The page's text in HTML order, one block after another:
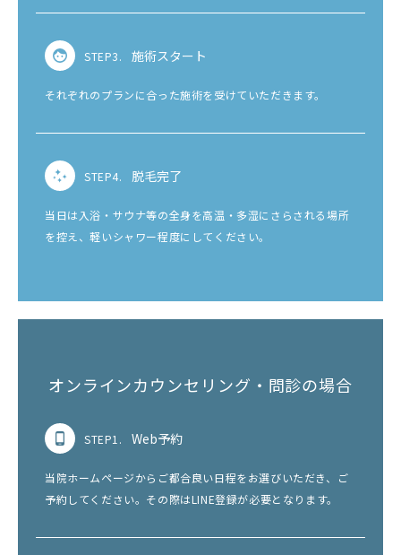
STEP3. 施術スタート
それぞれのプランに合った施術を受けていただきます。
STEP4. 脱毛完了
当日は入浴・サウナ等の全身を高温・多湿にさらされる場所
を控え、軽いシャワー程度にしてください。
オンラインカウンセリング・問診の場合
STEP1. Web予約
当院ホームページからご都合良い日程をお選びいただき、ご
予約してください。その際はLINE登録が必要となります。